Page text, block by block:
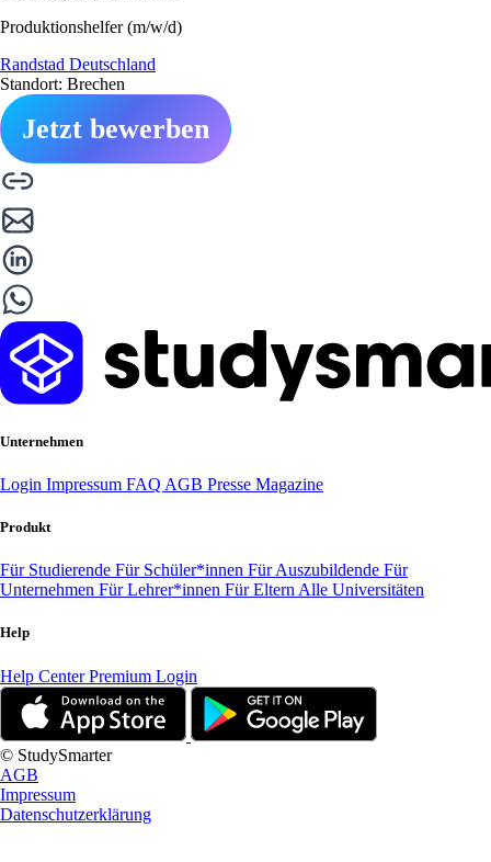
Produktionshelfer (m/w/d)
Randstad Deutschland
Standort: Brechen
Jetzt bewerben
Unternehmen
Login Impressum FAQ AGB Presse Magazine
Produkt
Für Studierende Für Schüler*innen Für Auszubildende Für
Unternehmen Für Lehrer*innen Für Eltern Alle Universitäten
Help
Help CenterPremium Login
© StudySmarter
AGB
Impressum
Datenschutzerklärung